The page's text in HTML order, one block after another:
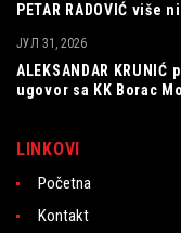
PETAR RADOVIĆ
ALEKSANDAR
ugovor sa KK Borac
ЈУЛ 31, 2026
LINKOVI
Početna
Kontakt